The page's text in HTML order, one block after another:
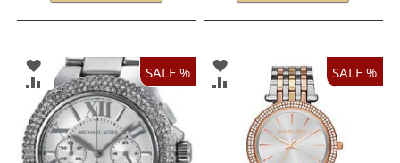
SALE %
ZUR
WUNSCHLISTE
HINZUFÜGEN
ZUR
VERGLEICHSLISTE
HINZUFÜGEN
SALE %
ZUR
WUNSCHLISTE
HINZUFÜGEN
ZUR
VERGLEICHSLISTE
HINZUFÜGEN